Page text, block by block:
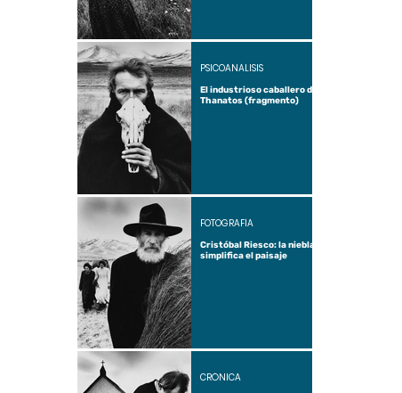
El industrioso caballero de
Thanatos (fragmento)
PSICOANÁLISIS
Cristóbal Riesco: la niebla
simplifica el paisaje
FOTOGRAFÍA
CRÓNICA